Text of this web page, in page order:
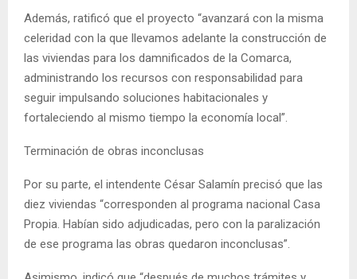
Además, ratificó que el proyecto “avanzará con la misma
celeridad con la que llevamos adelante la construcción de
las viviendas para los damnificados de la Comarca,
administrando los recursos con responsabilidad para
seguir impulsando soluciones habitacionales y
fortaleciendo al mismo tiempo la economía local”.
Terminación de obras inconclusas
Por su parte, el intendente César Salamín precisó que las
diez viviendas “corresponden al programa nacional Casa
Propia. Habían sido adjudicadas, pero con la paralización
de ese programa las obras quedaron inconclusas”.